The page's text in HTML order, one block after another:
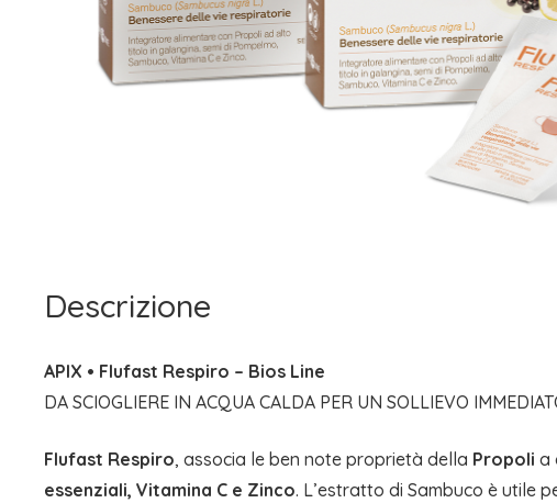
Descrizione
APIX • Flufast Respiro – Bios Line
DA SCIOGLIERE IN ACQUA CALDA PER UN SOLLIEVO
Flufast Respiro, associa le ben note proprietà della Propoli a
essenziali, Vitamina C e Zinco. L’estratto di Sambuco è utile